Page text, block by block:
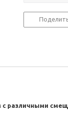
различными